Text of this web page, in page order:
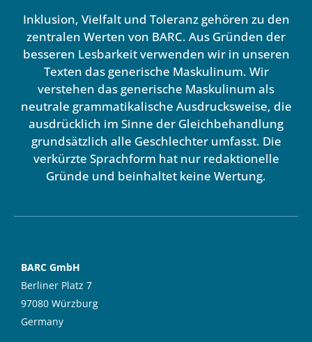
Inklusion, Vielfalt und Toleranz gehören zu den
zentralen Werten von BARC. Aus Gründen der
besseren Lesbarkeit verwenden wir in unseren
Texten das generische Maskulinum. Wir
verstehen das generische Maskulinum als
neutrale grammatikalische Ausdrucksweise, die
ausdrücklich im Sinne der Gleichbehandlung
grundsätzlich alle Geschlechter umfasst. Die
verkürzte Sprachform hat nur redaktionelle
Gründe und beinhaltet keine Wertung.
BARC GmbH
Berliner Platz 7
97080 Würzburg
Germany